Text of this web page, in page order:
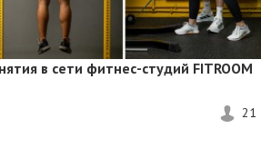
в сети фитнес-студий FITROOM
21